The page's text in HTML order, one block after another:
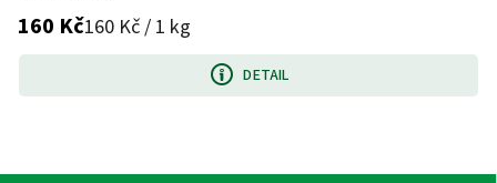
160 Kč160 Kč / 1 kg
DETAIL